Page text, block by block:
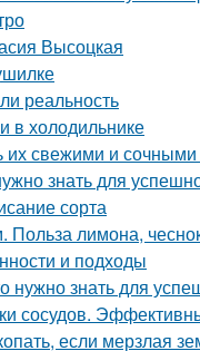
Высоцкая
реальность
в холодильнике
их свежими и
знать для
сорта
Польза лимона,
и подходы
нужно знать для
сосудов.
если мерзлая